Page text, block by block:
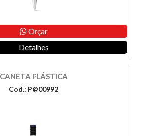
Orçar
Detalhes
CANETA PLÁSTICA
Cod.: P@00992